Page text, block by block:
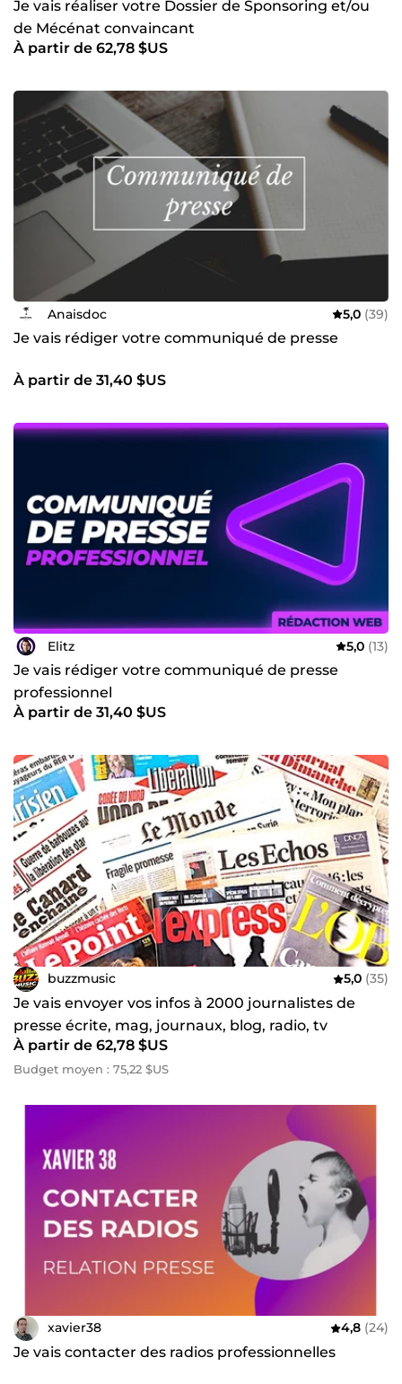
Je vais réaliser votre Dossier de Sponsoring et/ou
de Mécénat convaincant
À partir de 62,78 $US
Anaisdoc 5,0 (39)
Je vais rédiger votre communiqué de presse
À partir de 31,40 $US
Elitz 5,0 (13)
Je vais rédiger votre communiqué de presse
professionnel
À partir de 31,40 $US
buzzmusic 5,0 (35)
Je vais envoyer vos infos à 2000 journalistes de
presse écrite, mag, journaux, blog, radio, tv
À partir de 62,78 $US
Budget moyen : 75,22 $US
xavier38 4,8 (24)
Je vais contacter des radios professionnelles